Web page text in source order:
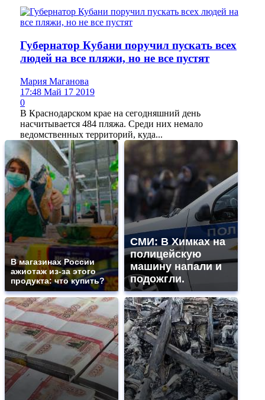
Губернатор Кубани поручил пускать всех
людей на все пляжи, но не все пустят
Мария Маганова
17:48 Май 17 2019
0
В Краснодарском крае на сегодняшний день
насчитывается 484 пляжа. Среди них немало
ведомственных территорий, куда...
В магазинах России
ажиотаж из-за этого
продукта: что купить?
СМИ: В Химках на
полицейскую
машину напали и
подожгли.